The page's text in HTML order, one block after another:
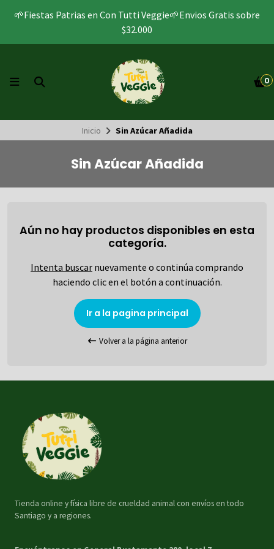
🌱Fiestas Patrias en Con Tutti Veggie🌱Envios Gratis sobre
$32.000
0
Inicio Sin Azúcar Añadida
Sin Azúcar Añadida
Aún no hay productos disponibles en esta
categoría.
Intenta buscar nuevamente o continúa comprando
haciendo clic en el botón a continuación.
Ir a la pagina principal
Volver a la página anterior
Tienda online y física libre de crueldad animal con envíos en todo
Santiago y a regiones.